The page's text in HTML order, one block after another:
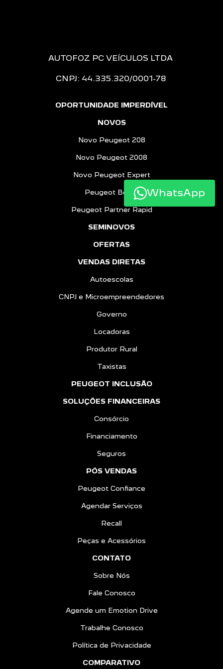
AUTOFOZ PC VEÍCULOS LTDA
CNPJ: 44.335.320/0001-78
OPORTUNIDADE IMPERDÍVEL
NOVOS
Novo Peugeot 208
Novo Peugeot 2008
Novo Peugeot Expert
Peugeot Boxer
Peugeot Partner Rapid
SEMINOVOS
OFERTAS
VENDAS DIRETAS
Autoescolas
CNPJ e Microempreendedores
Governo
Locadoras
Produtor Rural
Taxistas
PEUGEOT INCLUSÃO
SOLUÇÕES FINANCEIRAS
Consórcio
Financiamento
Seguros
PÓS VENDAS
Peugeot Confiance
Agendar Serviços
Recall
Peças e Acessórios
CONTATO
Sobre Nós
Fale Conosco
Agende um Emotion Drive
Trabalhe Conosco
Política de Privacidade
COMPARATIVO
WhatsApp